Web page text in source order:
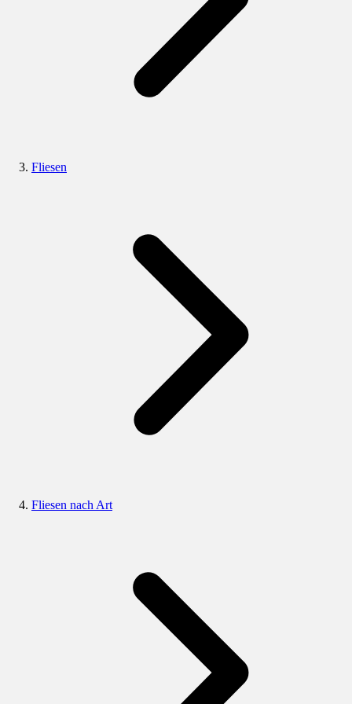
Fliesen
Fliesen nach Art